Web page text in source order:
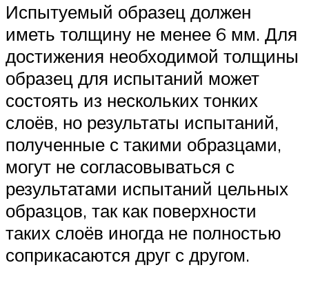
Испытуемый образец должен
иметь толщину не менее 6 мм. Для
достижения необходимой толщины
образец для испытаний может
состоять из нескольких тонких
слоёв, но результаты испытаний,
полученные с такими образцами,
могут не согласовываться с
результатами испытаний цельных
образцов, так как поверхности
таких слоёв иногда не полностью
соприкасаются друг с другом.